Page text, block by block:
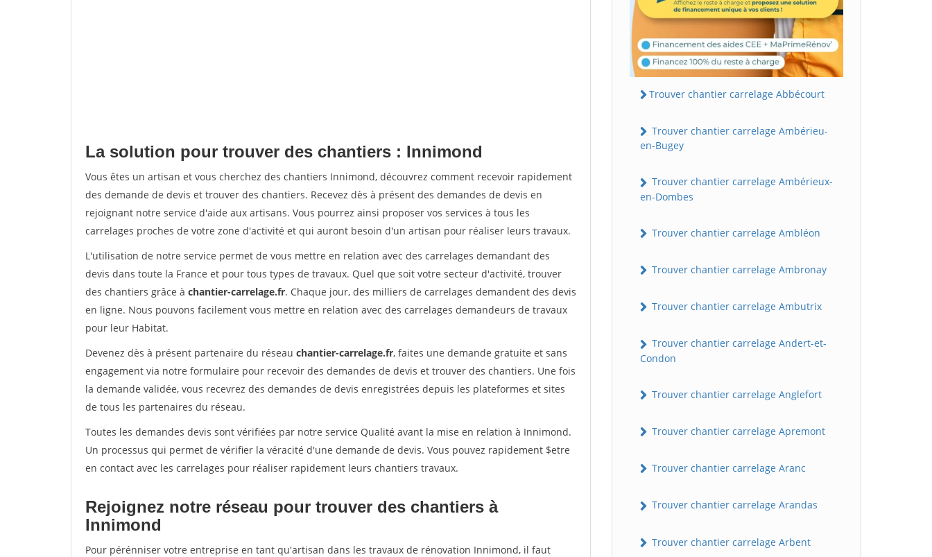
La solution pour trouver des chantiers : Innimond
Vous êtes un artisan et vous cherchez des chantiers Innimond, découvrez comment recevoir rapidement
des demande de devis et trouver des chantiers. Recevez dès à présent des demandes de devis en
rejoignant notre service d'aide aux artisans. Vous pourrez ainsi proposer vos services à tous les
carrelages proches de votre zone d'activité et qui auront besoin d'un artisan pour réaliser leurs travaux.
L'utilisation de notre service permet de vous mettre en relation avec des carrelages demandant des
devis dans toute la France et pour tous types de travaux. Quel que soit votre secteur d'activité, trouver
des chantiers grâce à chantier-carrelage.fr. Chaque jour, des milliers de carrelages demandent des devis
en ligne. Nous pouvons facilement vous mettre en relation avec des carrelages demandeurs de travaux
pour leur Habitat.
Devenez dès à présent partenaire du réseau chantier-carrelage.fr, faites une demande gratuite et sans
engagement via notre formulaire pour recevoir des demandes de devis et trouver des chantiers. Une fois
la demande validée, vous recevrez des demandes de devis enregistrées depuis les plateformes et sites
de tous les partenaires du réseau.
Toutes les demandes devis sont vérifiées par notre service Qualité avant la mise en relation à Innimond.
Un processus qui permet de vérifier la véracité d'une demande de devis. Vous pouvez rapidement $etre
en contact avec les carrelages pour réaliser rapidement leurs chantiers travaux.
Rejoignez notre réseau pour trouver des chantiers à
Innimond
Pour pérénniser votre entreprise en tant qu'artisan dans les travaux de rénovation Innimond, il faut
Trouver chantier carrelage Abbécourt
Trouver chantier carrelage Ambérieu-
en-Bugey
Trouver chantier carrelage Ambérieux-
en-Dombes
Trouver chantier carrelage Ambléon
Trouver chantier carrelage Ambronay
Trouver chantier carrelage Ambutrix
Trouver chantier carrelage Andert-et-
Condon
Trouver chantier carrelage Anglefort
Trouver chantier carrelage Apremont
Trouver chantier carrelage Aranc
Trouver chantier carrelage Arandas
Trouver chantier carrelage Arbent